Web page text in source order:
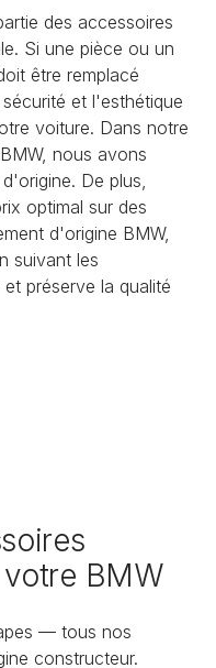
des accessoires
Si une pièce ou un
être remplacé
et l'esthétique
voiture. Dans notre
nous avons
De plus,
optimal sur des
d'origine BMW,
suivant les
préserve la qualité
BMW
— tous nos
constructeur.